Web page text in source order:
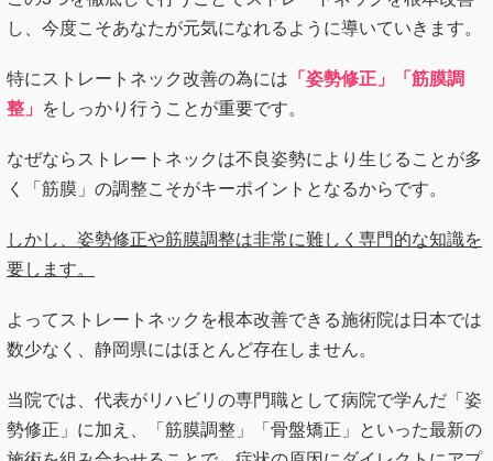
し、今度こそあなたが元気になれるように導いていきます。
特にストレートネック改善の為には 「姿勢修正」「筋膜調
整」
をしっかり行うことが重要です。
なぜならストレートネックは不良姿勢により生じることが多
く「筋膜」の調整こそがキーポイントとなるからです。
しかし、姿勢修正や筋膜調整は非常に難しく専門的な知識を
要します。
よってストレートネックを根本改善できる施術院は日本では
数少なく、静岡県にはほとんど存在しません。
当院では、代表がリハビリの専門職として病院で学んだ「姿
勢修正」に加え、「筋膜調整」「骨盤矯正」といった最新の